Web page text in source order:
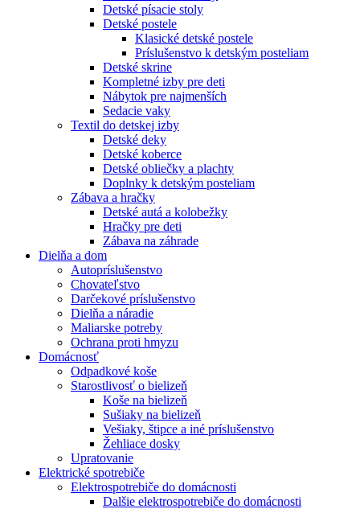
Detské písacie stoly
Detské postele
Klasické detské postele
Príslušenstvo k detským posteliam
Detské skrine
Kompletné izby pre deti
Nábytok pre najmenších
Sedacie vaky
Textil do detskej izby
Detské deky
Detské koberce
Detské obliečky a plachty
Doplnky k detským posteliam
Zábava a hračky
Detské autá a kolobežky
Hračky pre deti
Zábava na záhrade
Dielňa a dom
Autopríslušenstvo
Chovateľstvo
Darčekové príslušenstvo
Dielňa a náradie
Maliarske potreby
Ochrana proti hmyzu
Domácnosť
Odpadkové koše
Starostlivosť o bielizeň
Koše na bielizeň
Sušiaky na bielizeň
Vešiaky, štipce a iné príslušenstvo
Žehliace dosky
Upratovanie
Elektrické spotrebiče
Elektrospotrebiče do domácnosti
Dalšie elektrospotrebiče do domácnosti